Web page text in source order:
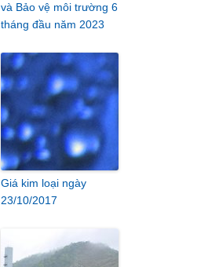
và Bảo vệ môi trường 6
tháng đầu năm 2023
Giá kim loại ngày
23/10/2017